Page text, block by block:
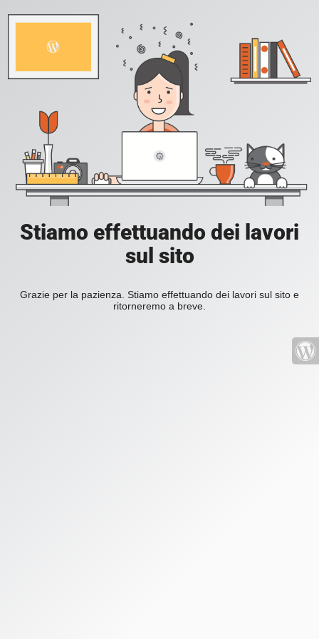
Stiamo effettuando dei lavori
sul sito
Grazie per la pazienza. Stiamo effettuando dei lavori sul sito e
ritorneremo a breve.